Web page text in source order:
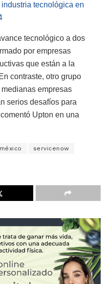
tecnológica en
tecnológico a dos
por empresas
que están a la
contraste, otro grupo
empresas
serios desafíos para
Upton en una
méxico servicenow